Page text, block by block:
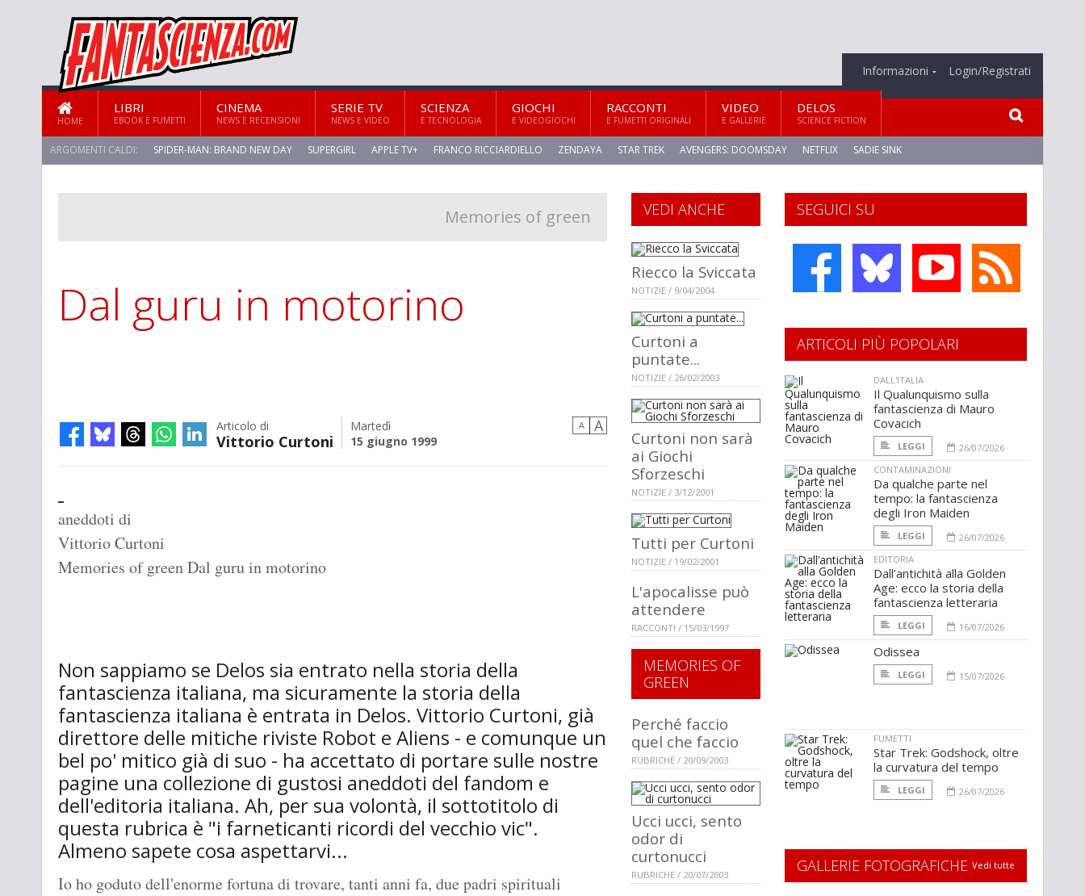
Informazioni Login/Registrati
HOME
LIBRI
EBOOK E FUMETTI
CINEMA
NEWS E RECENSIONI
SERIE TV
NEWS E VIDEO
SCIENZA
E TECNOLOGIA
GIOCHI
E VIDEOGIOCHI
RACCONTI
E FUMETTI ORIGINALI
VIDEO
E GALLERIE
DELOS
SCIENCE FICTION
ARGOMENTI CALDI: SPIDER-MAN: BRAND NEW DAY SUPERGIRL APPLE TV+ FRANCO RICCIARDIELLO ZENDAYA STAR TREK AVENGERS: DOOMSDAY NETFLIX SADIE SINK
Memories of green
Dal guru in motorino
Articolo di
Vittorio Curtoni
Martedì
15 giugno 1999
A A
aneddoti di
Vittorio Curtoni
Memories of green Dal guru in motorino
Non sappiamo se Delos sia entrato nella storia della
fantascienza italiana, ma sicuramente la storia della
fantascienza italiana è entrata in Delos. Vittorio Curtoni, già
direttore delle mitiche riviste Robot e Aliens - e comunque un
bel po' mitico già di suo - ha accettato di portare sulle nostre
pagine una collezione di gustosi aneddoti del fandom e
dell'editoria italiana. Ah, per sua volontà, il sottotitolo di
questa rubrica è "i farneticanti ricordi del vecchio vic".
Almeno sapete cosa aspettarvi...
Io ho goduto dell'enorme fortuna di trovare, tanti anni fa, due padri spirituali
SEGUICI SU
VEDI ANCHE
Riecco la Sviccata
NOTIZIE / 9/04/2004
Curtoni a
puntate...
NOTIZIE / 26/02/2003
Curtoni non sarà
ai Giochi
Sforzeschi
NOTIZIE / 3/12/2001
Tutti per Curtoni
NOTIZIE / 19/02/2001
L'apocalisse può
attendere
RACCONTI / 15/03/1997
MEMORIES OF
GREEN
Perché faccio
quel che faccio
RUBRICHE / 20/09/2003
Ucci ucci, sento
odor di
curtonucci
RUBRICHE / 20/07/2003
ARTICOLI PIÙ POPOLARI
DALL'ITALIA
Il Qualunquismo sulla
fantascienza di Mauro
Covacich
LEGGI
26/07/2026
CONTAMINAZIONI
Da qualche parte nel
tempo: la fantascienza
degli Iron Maiden
LEGGI
26/07/2026
EDITORIA
Dall’antichità alla Golden
Age: ecco la storia della
fantascienza letteraria
LEGGI 16/07/2026
Odissea
LEGGI 15/07/2026
FUMETTI
Star Trek: Godshock, oltre
la curvatura del tempo
LEGGI 26/07/2026
GALLERIE FOTOGRAFICHE Vedi tutte